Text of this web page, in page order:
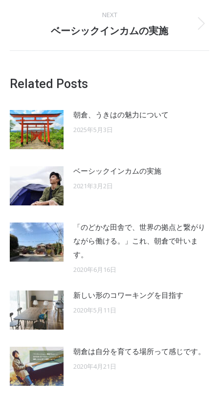
NEXT
Next
ベーシックインカムの実施
Related Posts
朝倉、うきはの魅力について
2025年5月3日
ベーシックインカムの実施
2021年3月2日
「のどかな田舎で、世界の拠点と繋がり
ながら働ける。」これ、朝倉で叶いま
す。
2020年6月16日
新しい形のコワーキングを目指す
2020年5月11日
朝倉は自分を育てる場所って感じです。
2020年4月21日